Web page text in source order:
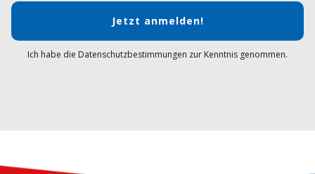
Jetzt anmelden!
Ich habe die Datenschutzbestimmungen zur Kenntnis genommen.